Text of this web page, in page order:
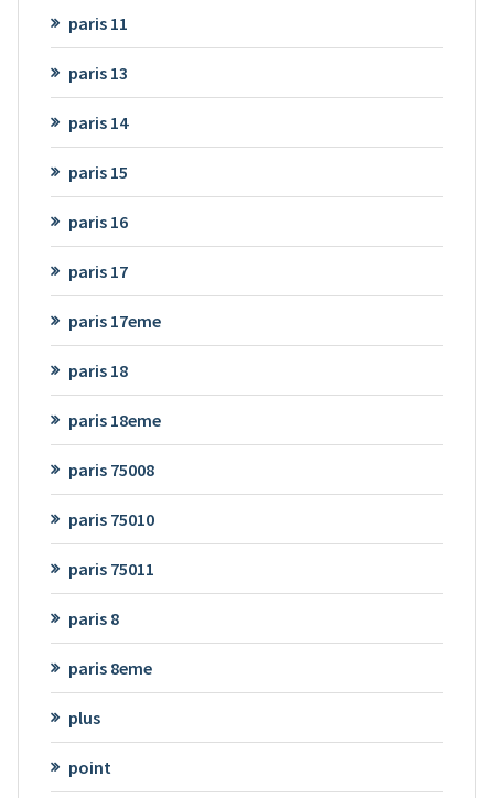
paris 11
paris 13
paris 14
paris 15
paris 16
paris 17
paris 17eme
paris 18
paris 18eme
paris 75008
paris 75010
paris 75011
paris 8
paris 8eme
plus
point